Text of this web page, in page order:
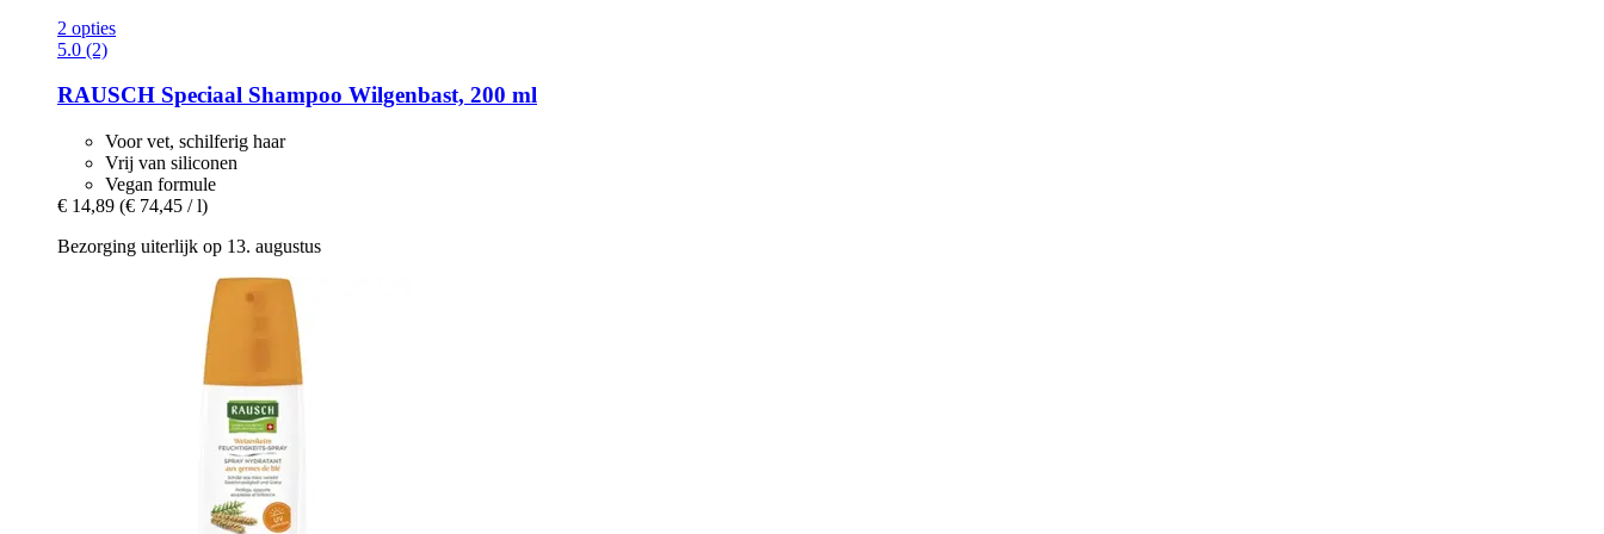
2 opties
5.0 (2)
RAUSCH Speciaal Shampoo Wilgenbast, 200 ml
Voor vet, schilferig haar
Vrij van siliconen
Vegan formule
€ 14,89 (€ 74,45 / l)
Bezorging uiterlijk op 13. augustus